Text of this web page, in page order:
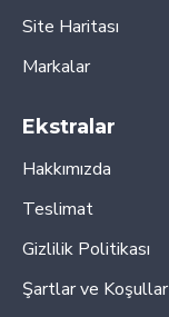
Site Haritası
Markalar
Ekstralar
Hakkımızda
Teslimat
Gizlilik Politikası
Şartlar ve Koşullar